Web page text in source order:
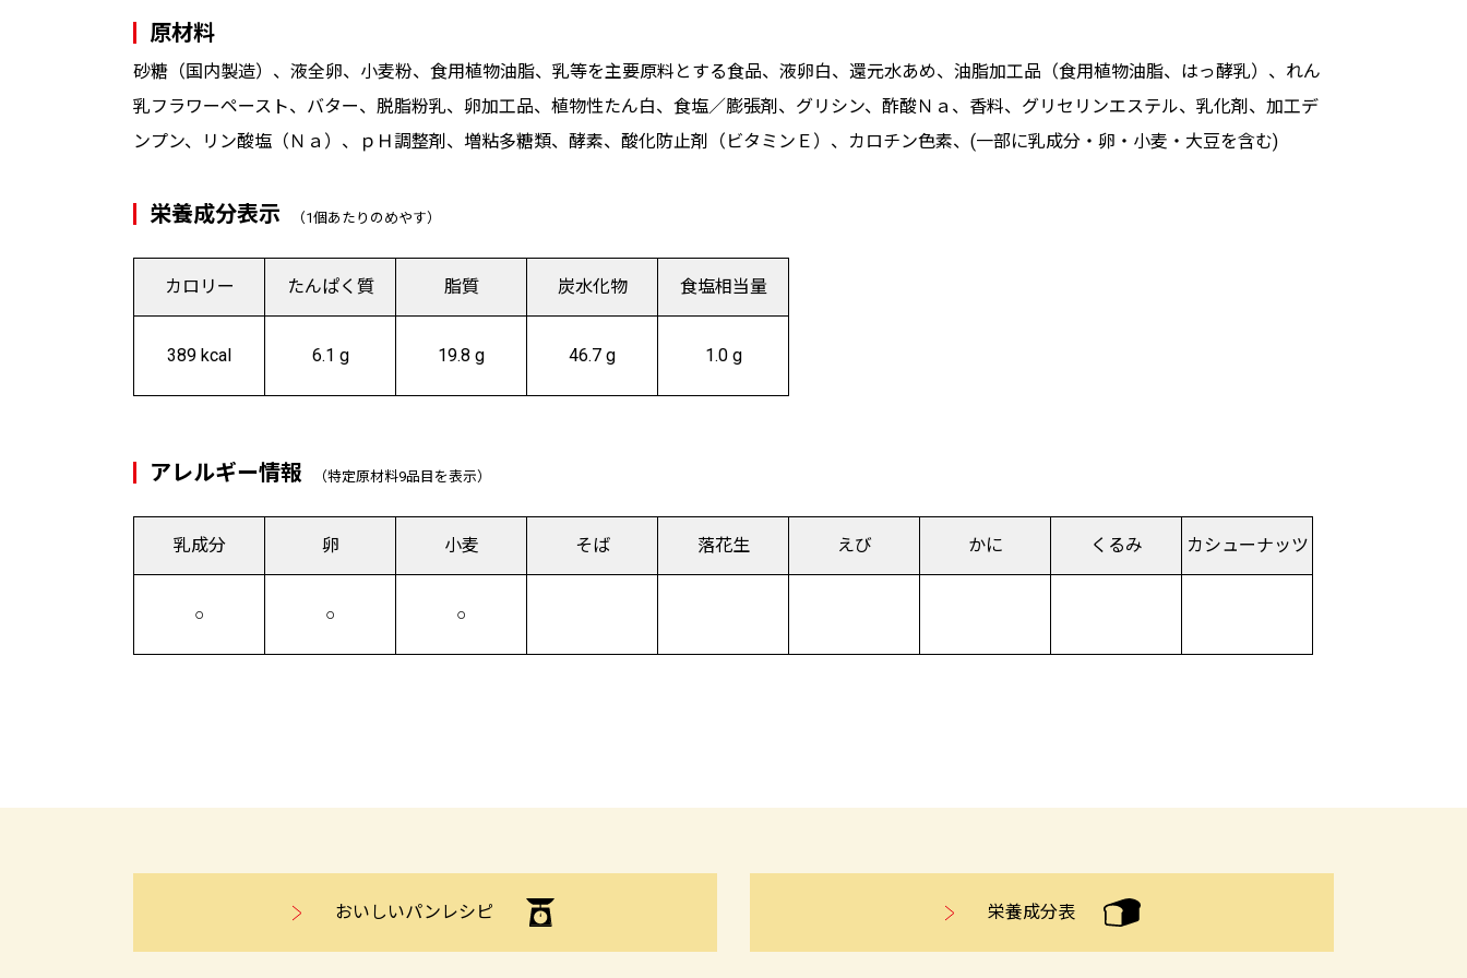
原材料
砂糖（国内製造）、液全卵、小麦粉、食用植物油脂、乳等を主要原料とする食品、液卵白、還元水あめ、油脂加工品（食用植物油脂、はっ酵乳）、れん
乳フラワーペースト、バター、脱脂粉乳、卵加工品、植物性たん白、食塩／膨張剤、グリシン、酢酸Ｎａ、香料、グリセリンエステル、乳化剤、加工デ
ンプン、リン酸塩（Ｎａ）、ｐＨ調整剤、増粘多糖類、酵素、酸化防止剤（ビタミンＥ）、カロチン色素、(一部に乳成分・卵・小麦・大豆を含む)
栄養成分表示 （1個あたりのめやす）
カロリー たんぱく質 脂質 炭水化物 食塩相当量
389 kcal 6.1 g 19.8 g 46.7 g 1.0 g
アレルギー情報 （特定原材料9品目を表示）
乳成分 卵 小麦 そば 落花生 えび かに くるみ カシューナッツ
○ ○ ○
おいしいパンレシピ 栄養成分表